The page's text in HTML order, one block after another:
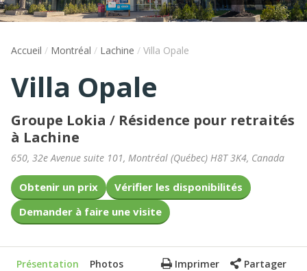
Accueil / Montréal / Lachine / Villa Opale
Villa Opale
Groupe Lokia / Résidence pour retraités
à Lachine
650, 32e Avenue suite 101, Montréal (Québec) H8T 3K4, Canada
Obtenir un prix
Vérifier les disponibilités
Demander à faire une visite
Présentation Photos Imprimer Partager